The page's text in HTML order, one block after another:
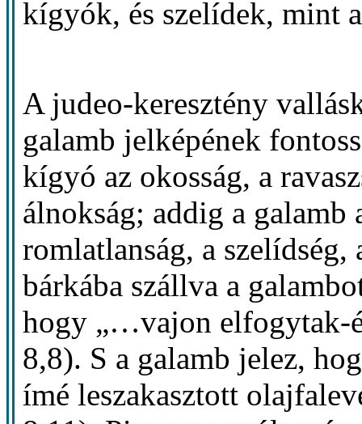
kígyók, és szelídek, mint
A judeo-keresztény
galamb jelképének
kígyó az okosság, a
álnokság; addig a galamb
romlatlanság, a szelídség,
bárkába szállva a
hogy „…vajon elfogytak-
8,8). S a galamb jelez,
ímé leszakasztott